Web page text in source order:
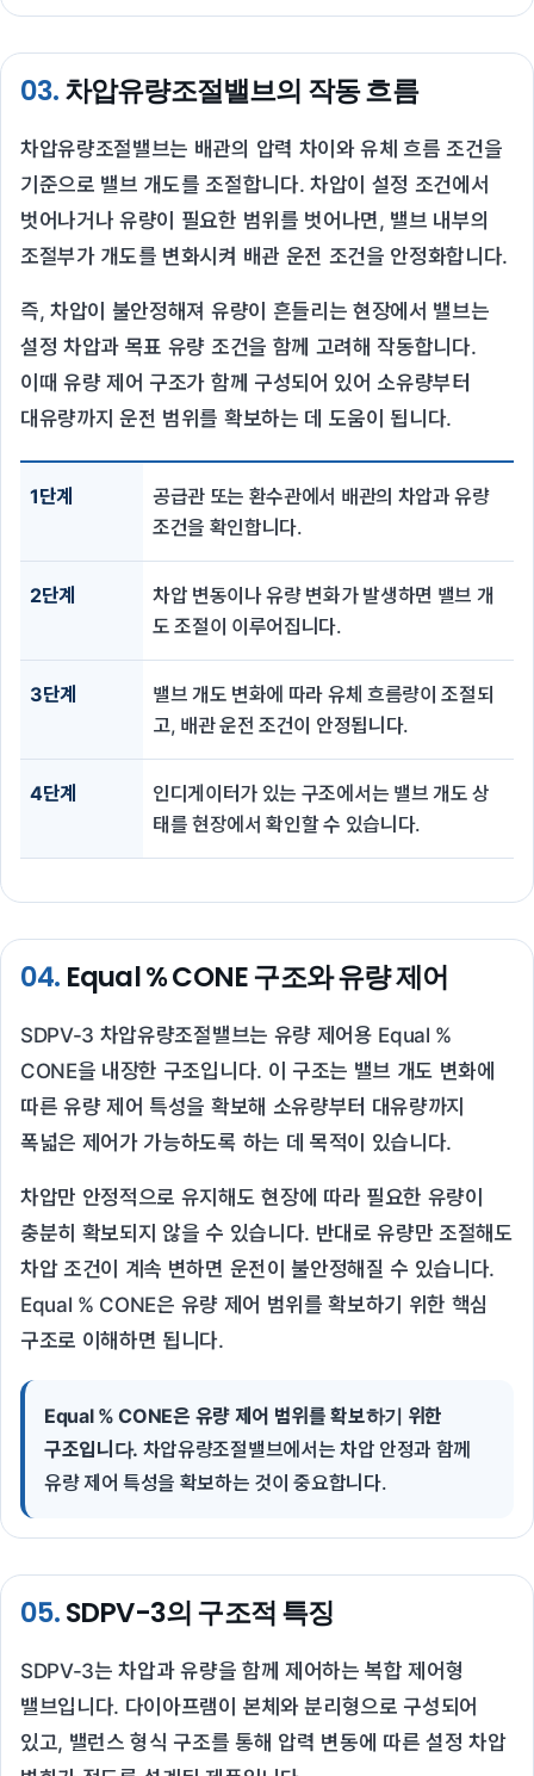
03.차압유량조절밸브의 작동 흐름
차압유량조절밸브는 배관의 압력 차이와 유체 흐름 조건을
기준으로 밸브 개도를 조절합니다. 차압이 설정 조건에서
벗어나거나 유량이 필요한 범위를 벗어나면, 밸브 내부의
조절부가 개도를 변화시켜 배관 운전 조건을 안정화합니다.
즉, 차압이 불안정해져 유량이 흔들리는 현장에서 밸브는
설정 차압과 목표 유량 조건을 함께 고려해 작동합니다.
이때 유량 제어 구조가 함께 구성되어 있어 소유량부터
대유량까지 운전 범위를 확보하는 데 도움이 됩니다.
1단계
공급관 또는 환수관에서 배관의 차압과 유량
조건을 확인합니다.
2단계
차압 변동이나 유량 변화가 발생하면 밸브 개
도 조절이 이루어집니다.
3단계
밸브 개도 변화에 따라 유체 흐름량이 조절되
고, 배관 운전 조건이 안정됩니다.
4단계
인디게이터가 있는 구조에서는 밸브 개도 상
태를 현장에서 확인할 수 있습니다.
04. Equal % CONE 구조와 유량 제어
SDPV-3 차압유량조절밸브는 유량 제어용 Equal %
CONE을 내장한 구조입니다. 이 구조는 밸브 개도 변화에
따른 유량 제어 특성을 확보해 소유량부터 대유량까지
폭넓은 제어가 가능하도록 하는 데 목적이 있습니다.
차압만 안정적으로 유지해도 현장에 따라 필요한 유량이
충분히 확보되지 않을 수 있습니다. 반대로 유량만 조절해도
차압 조건이 계속 변하면 운전이 불안정해질 수 있습니다.
Equal % CONE은 유량 제어 범위를 확보하기 위한 핵심
구조로 이해하면 됩니다.
Equal % CONE은 유량 제어 범위를 확보하기 위한
구조입니다. 차압유량조절밸브에서는 차압 안정과 함께
유량 제어 특성을 확보하는 것이 중요합니다.
05.SDPV-3의 구조적 특징
SDPV-3는 차압과 유량을 함께 제어하는 복합 제어형
밸브입니다. 다이아프램이 본체와 분리형으로 구성되어
있고, 밸런스 형식 구조를 통해 압력 변동에 따른 설정 차압